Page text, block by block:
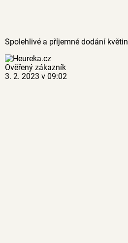
Spolehlivé a příjemné dodání květin
Ověřený zákazník
3. 2. 2023 v 09:02